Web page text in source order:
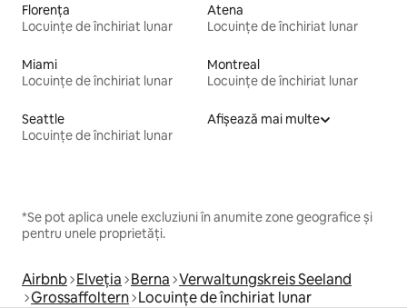
Florența
Locuințe de închiriat lunar
Atena
Locuințe de închiriat lunar
Miami
Locuințe de închiriat lunar
Montreal
Locuințe de închiriat lunar
Seattle
Locuințe de închiriat lunar
Afișează mai multe
*Se pot aplica unele excluziuni în anumite zone geografice și
pentru unele proprietăți.
Airbnb Elveția Berna Verwaltungskreis Seeland
Grossaffoltern Locuințe de închiriat lunar